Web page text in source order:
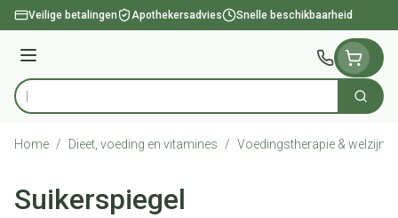
Ga naar de inhoud
Veilige betalingen Apothekersadvies Snelle beschikbaarheid
Menu
Product, merk, categorie... Zoek
Home / Dieet, voeding en vitamines / Voedingstherapie & welzijn
Suikerspiegel